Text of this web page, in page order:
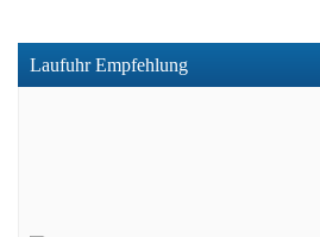
Laufuhr Empfehlung